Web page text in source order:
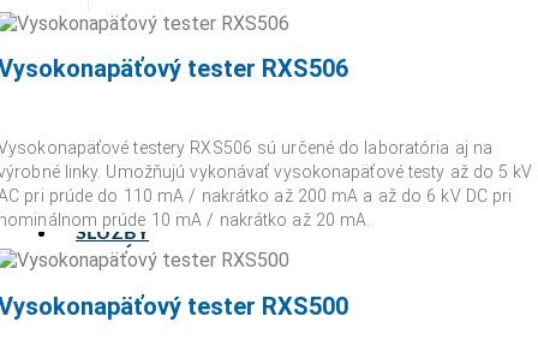
Elektrických
Procesné
analyzátory
Aplikačný
Kalibračný
Nastavovací
SLUŽBY
DODÁVATELIA
NOVINKY
KONTAKT
tester RXS506
testery RXS506 sú určené do laboratória aj na
linky. Umožňujú vykonávať vysokonapäťové testy až do 5 kV
pri prúde do 110 mA / nakrátko až 200 mA a až do 6 kV DC pri
prúde 10 mA / nakrátko až 20 mA.
tester RXS500